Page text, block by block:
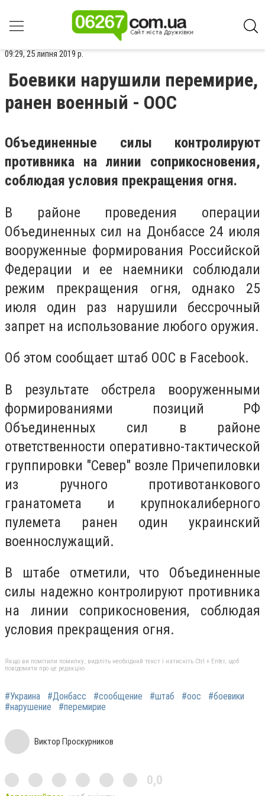
09:29, 25 липня 2019 р.
Боевики нарушили перемирие,
ранен военный - ООС
Объединенные силы контролируют
противника на линии соприкосновения,
соблюдая условия прекращения огня.
В районе проведения операции
Объединенных сил на Донбассе 24 июля
вооруженные формирования Российской
Федерации и ее наемники соблюдали
режим прекращения огня, однако 25
июля один раз нарушили бессрочный
запрет на использование любого оружия.
Об этом сообщает штаб ООС в Facebook.
В результате обстрела вооруженными
формированиями позиций РФ
Объединенных сил в районе
ответственности оперативно-тактической
группировки "Север" возле Причепиловки
из ручного противотанкового
гранатомета и крупнокалиберного
пулемета ранен один украинский
военнослужащий.
В штабе отметили, что Объединенные
силы надежно контролируют противника
на линии соприкосновения, соблюдая
условия прекращения огня.
Якщо ви помітили помилку, виділіть необхідний текст і натисніть Ctrl + Enter, щоб
повідомити про це редакцію
#Украина #Донбасс #сообщение #штаб #оос
#боевики
#нарушение
#перемирие
Виктор Проскурников
0,0